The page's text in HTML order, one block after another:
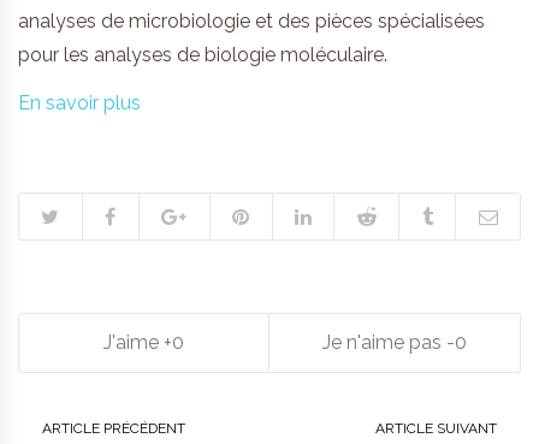
analyses de microbiologie et des pièces spécialisées
pour les analyses de biologie moléculaire.
En savoir plus
0 0
ARTICLE PRÉCÉDENT ARTICLE SUIVANT